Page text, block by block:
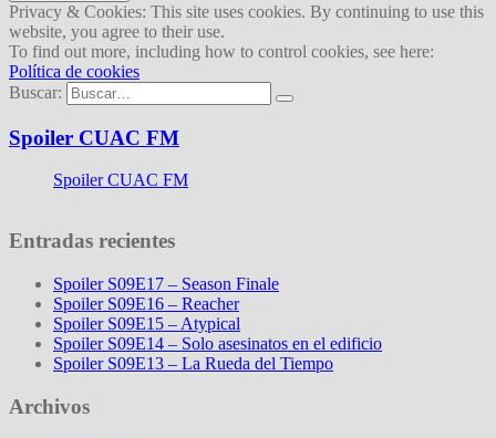
Privacy & Cookies: This site uses cookies. By continuing to use this
website, you agree to their use.
To find out more, including how to control cookies, see here:
Política de cookies
Buscar:
Spoiler CUAC FM
Spoiler CUAC FM
Entradas recientes
Spoiler S09E17 – Season Finale
Spoiler S09E16 – Reacher
Spoiler S09E15 – Atypical
Spoiler S09E14 – Solo asesinatos en el edificio
Spoiler S09E13 – La Rueda del Tiempo
Archivos